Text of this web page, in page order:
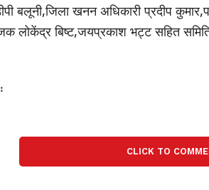
बलूनी,जिला खनन अधिकारी प्रदीप
लोकेंद्र बिष्ट,जयप्रकाश भट्ट सहित
CLICK TO